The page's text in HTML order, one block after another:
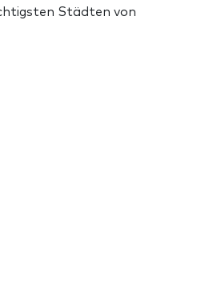
Städten von